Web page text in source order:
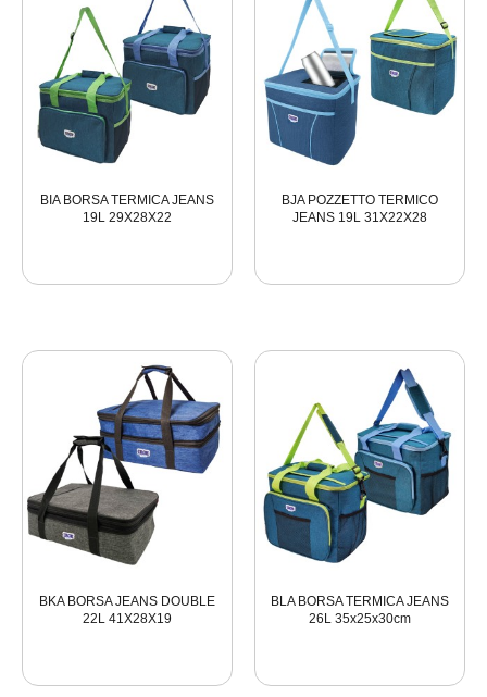
BIA BORSA TERMICA JEANS
19L 29X28X22
BJA POZZETTO TERMICO
JEANS 19L 31X22X28
BKA BORSA JEANS DOUBLE
22L 41X28X19
BLA BORSA TERMICA JEANS
26L 35x25x30cm